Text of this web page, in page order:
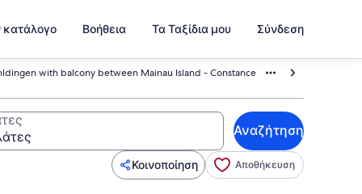
κατάλογο Βοήθεια Τα Ταξίδια μου Σύνδεση
with balcony between Mainau Island - Constance
Αναζήτηση
Κοινοποίηση Αποθήκευση